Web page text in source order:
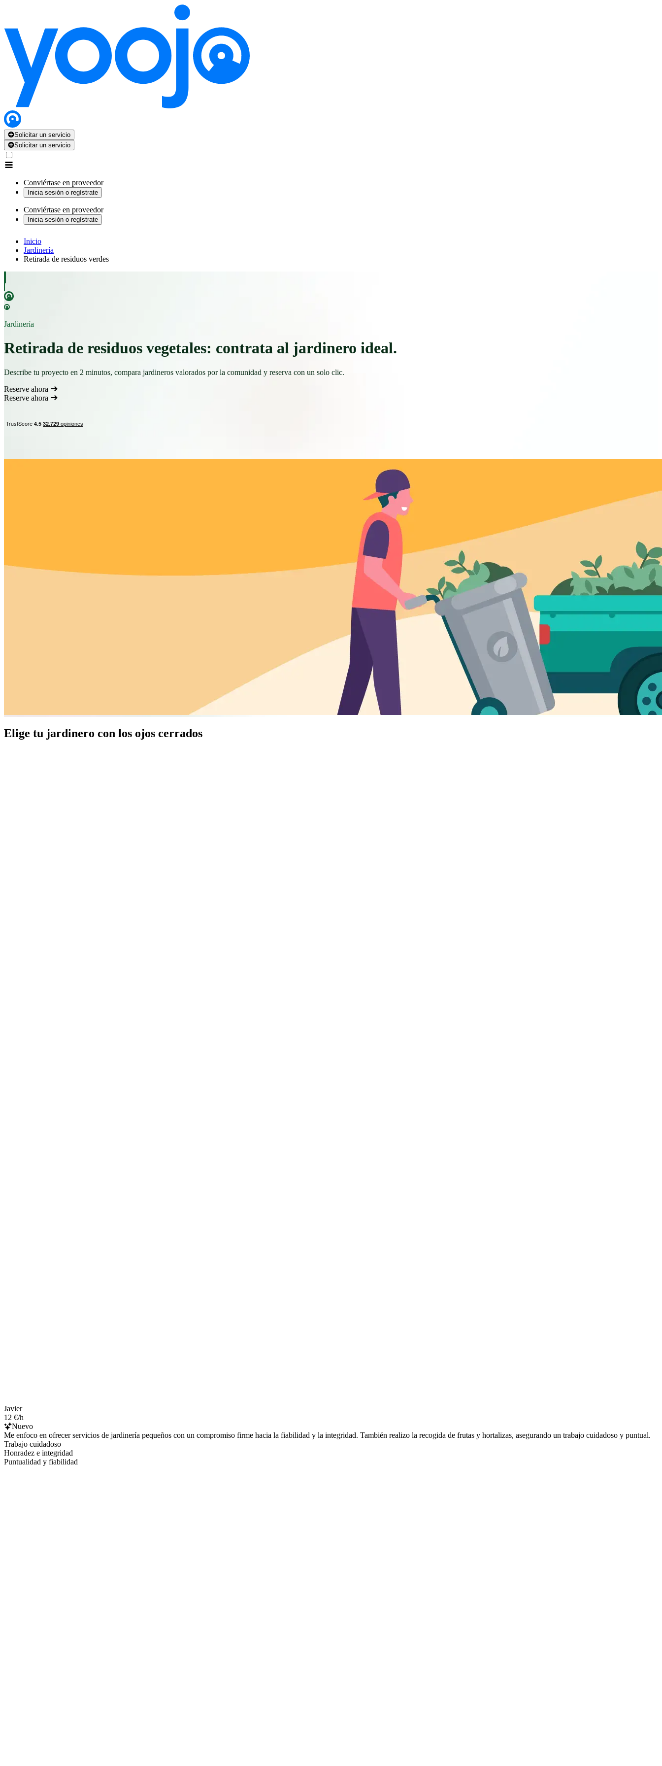
Solicitar un servicio
Solicitar un servicio
Conviértase en proveedor
Inicia sesión o regístrate
Conviértase en proveedor
Inicia sesión o regístrate
Inicio
Jardinería
Retirada de residuos verdes
Jardinería
Retirada de residuos vegetales: contrata al jardinero ideal.
Describe tu proyecto en 2 minutos, compara jardineros valorados por la comunidad y reserva con un solo clic.
Reserve ahora
Reserve ahora
Elige tu jardinero con los ojos cerrados
Javier
12 €/h
Nuevo
Me enfoco en ofrecer servicios de jardinería pequeños con un compromiso firme hacia la fiabilidad y la integridad. También realizo la recogida de frutas y hortalizas, asegurando un trabajo cuidadoso y puntual.
Trabajo cuidadoso
Honradez e integridad
Puntualidad y fiabilidad